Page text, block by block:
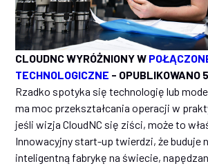
CLOUDNC WYRÓŻNIONY W
TECHNOLOGICZNE - OPUBLIKOWANO
Rzadko spotyka się technologię lub
ma moc przekształcania operacji w
jeśli wizja CloudNC się ziści, może to
Innowacyjny start-up twierdzi, że buduje
inteligentną fabrykę na świecie,